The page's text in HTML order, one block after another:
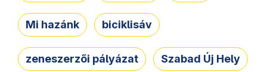
Mi hazánk biciklisáv
zeneszerzői pályázat Szabad Új Hely